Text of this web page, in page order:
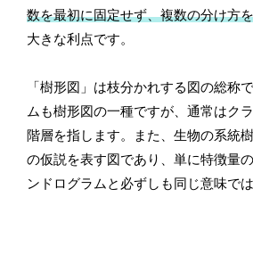
数を最初に固定せず、複数の分け方
大きな利点です。
「樹形図」は枝分かれする図の総称
ムも樹形図の一種ですが、通常はク
階層を指します。また、生物の系統
の仮説を表す図であり、単に特徴量
ンドログラムと必ずしも同じ意味で